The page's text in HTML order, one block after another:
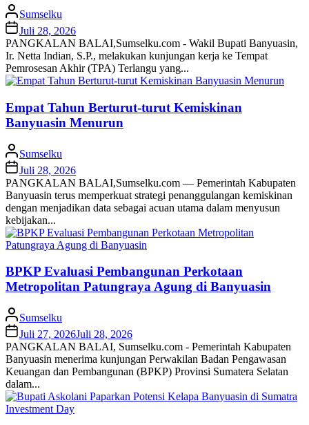
Sumselku
Juli 28, 2026
PANGKALAN BALAI,Sumselku.com - Wakil Bupati Banyuasin,
Ir. Netta Indian, S.P., melakukan kunjungan kerja ke Tempat
Pemrosesan Akhir (TPA) Terlangu yang...
Empat Tahun Berturut-turut Kemiskinan
Banyuasin Menurun
Sumselku
Juli 28, 2026
PANGKALAN BALAI,Sumselku.com — Pemerintah Kabupaten
Banyuasin terus memperkuat strategi penanggulangan kemiskinan
dengan menjadikan data sebagai acuan utama dalam menyusun
kebijakan...
BPKP Evaluasi Pembangunan Perkotaan
Metropolitan Patungraya Agung di Banyuasin
Sumselku
Juli 27, 2026Juli 28, 2026
PANGKALAN BALAI, Sumselku.com - Pemerintah Kabupaten
Banyuasin menerima kunjungan Perwakilan Badan Pengawasan
Keuangan dan Pembangunan (BPKP) Provinsi Sumatera Selatan
dalam...